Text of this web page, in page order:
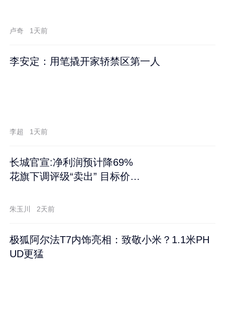
卢奇 1天前
李安定：用笔撬开家轿禁区第一人
李超 1天前
长城官宣:净利润预计降69%
花旗下调评级“卖出” 目标价再
朱玉川 2天前
极狐阿尔法T7内饰亮相：致敬小米？1.1米PH
UD更猛